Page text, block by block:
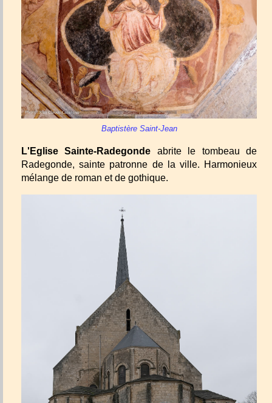
Baptistère Saint-Jean
L'Eglise Sainte-Radegonde abrite le tombeau de
Radegonde, sainte patronne de la ville. Harmonieux
mélange de roman et de gothique.